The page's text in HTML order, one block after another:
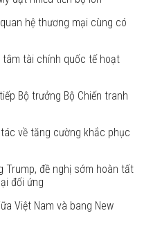
hệ thương mại cùng có
tài chính quốc tế hoạt
Bộ trưởng Bộ Chiến tranh
về tăng cường khắc phục
Trump, đề nghị sớm hoàn tất
đối ứng
Việt Nam và bang New